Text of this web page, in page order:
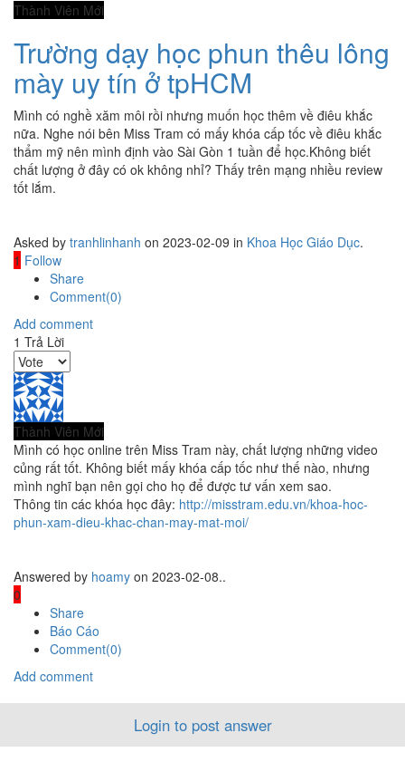
Thành Viên Mới
Trường dạy học phun thêu lông
mày uy tín ở tpHCM
Mình có nghề xăm môi rồi nhưng muốn học thêm về điêu khắc
nữa. Nghe nói bên Miss Tram có mấy khóa cấp tốc về điêu khắc
thẩm mỹ nên mình định vào Sài Gòn 1 tuần để học.Không biết
chất lượng ở đây có ok không nhỉ? Thấy trên mạng nhiều review
tốt lắm.
Asked by tranhlinhanh on 2023-02-09 in Khoa Học Giáo Dục.
1 Follow
Share
Comment(0)
Add comment
1 Trả Lời
Thành Viên Mới
Mình có học online trên Miss Tram này, chất lượng những video
củng rất tốt. Không biết mấy khóa cấp tốc như thế nào, nhưng
mình nghĩ bạn nên gọi cho họ để được tư vấn xem sao.
Thông tin các khóa học đây: http://misstram.edu.vn/khoa-hoc-
phun-xam-dieu-khac-chan-may-mat-moi/
Answered by hoamy on 2023-02-08..
0
Share
Báo Cáo
Comment(0)
Add comment
Login to post answer